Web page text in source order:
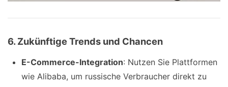
6. Zukünftige Trends und Chancen
E-Commerce-Integration: Nutzen Sie Plattformen
wie Alibaba, um russische Verbraucher direkt zu